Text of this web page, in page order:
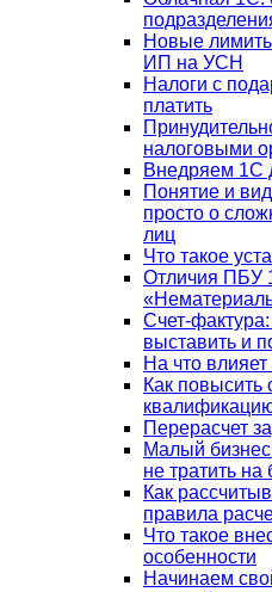
Новые
ИП на УСН
Налоги с
платить
налоговыми
Внедряем 1С
Понятие и
просто о
лиц
Что такое
Отличия ПБУ
Счет-
выставить и
На что
Как повысить
Перерасчет
Малый
не тратить на
Как
правила
Что такое
особенности
Начинаем